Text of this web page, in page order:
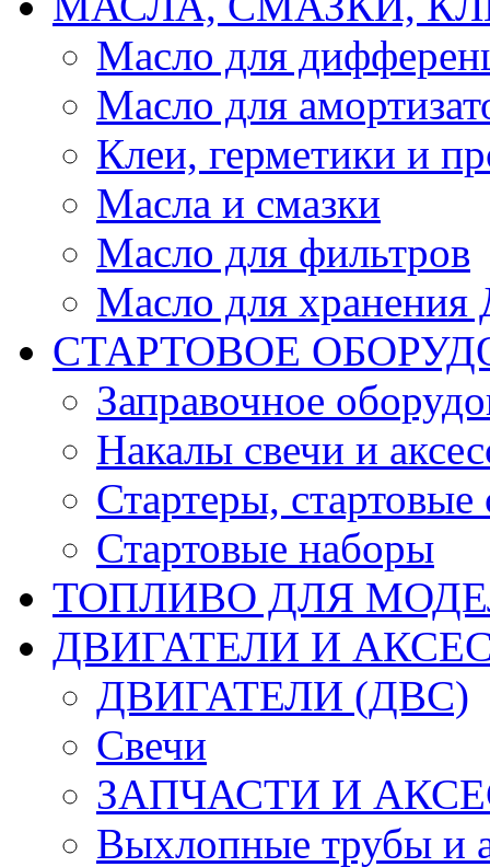
Масло для
Масло для
Клеи, герметики и
Масла и смазки
Масло для фильтров
Масло для
СТАРТОВОЕ
Заправочное
Накалы свечи и
Стартеры, стартовые
Стартовые наборы
ТОПЛИВО ДЛЯ
ДВИГАТЕЛИ И
ДВИГАТЕЛИ (ДВС)
Свечи
ЗАПЧАСТИ И
Выхлопные трубы и